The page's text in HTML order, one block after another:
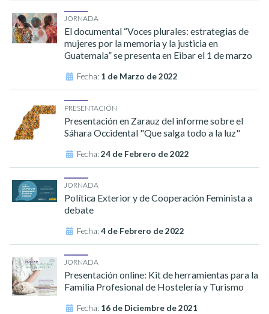
JORNADA
El documental “Voces plurales: estrategias de
mujeres por la memoria y la justicia en
Guatemala” se presenta en Eibar el 1 de marzo
Fecha: 1 de Marzo de 2022
PRESENTACIÓN
Presentación en Zarauz del informe sobre el
Sáhara Occidental "Que salga todo a la luz"
Fecha:24 de Febrero de 2022
JORNADA
Política Exterior y de Cooperación Feminista a
debate
Fecha:4 de Febrero de 2022
JORNADA
Presentación online: Kit de herramientas para la
Familia Profesional de Hostelería y Turismo
Fecha: 16 de Diciembre de 2021